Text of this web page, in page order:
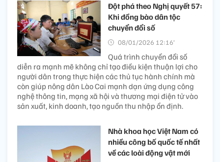
Đột phá theo Nghị quyết 57:
Khi đồng bào dân tộc
chuyển đổi số
08/01/2026 12:16’
Quá trình chuyển đổi số
diễn ra mạnh mẽ không chỉ tạo điều kiện thuận lợi cho
người dân trong thực hiện các thủ tục hành chính mà
còn giúp nông dân Lào Cai mạnh dạn ứng dụng công
nghệ thông tin, mạng xã hội và thương mại điện tử vào
sản xuất, kinh doanh, tạo nguồn thu nhập ổn định.
Nhà khoa học Việt Nam có
nhiều công bố quốc tế nhất
về các loài động vật mới ​